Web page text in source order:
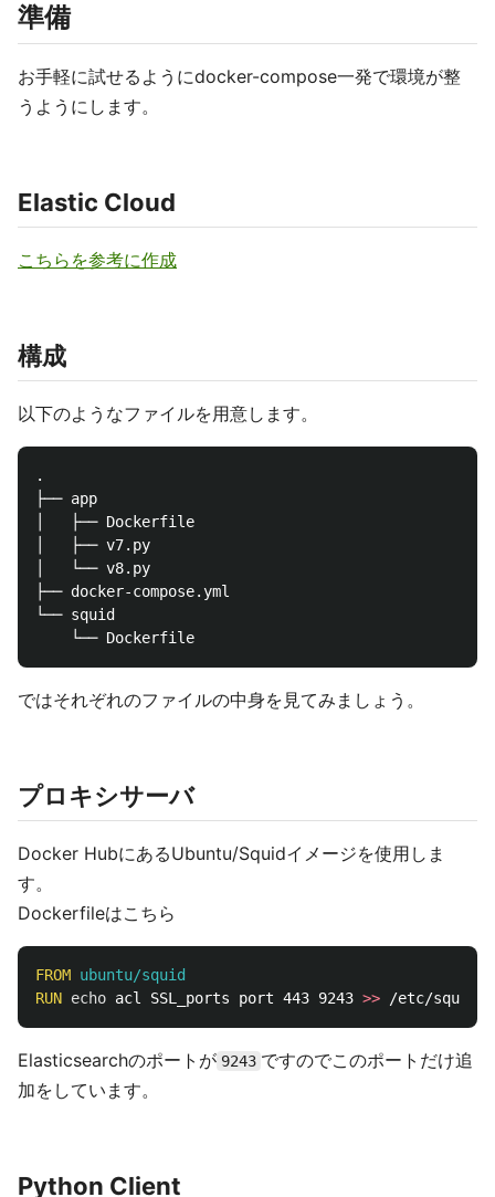
準備
お手軽に試せるようにdocker-compose一発で環境が整
うようにします。
Elastic Cloud
こちらを参考に作成
構成
以下のようなファイルを用意します。
.
├── app
│   ├── Dockerfile
│   ├── v7.py
│   └── v8.py
├── docker-compose.yml
└── squid
ではそれぞれのファイルの中身を見てみましょう。
プロキシサーバ
Docker HubにあるUbuntu/Squidイメージを使用しま
す。
Dockerfileはこちら
FROM ubuntu/squid
RUN echo acl SSL_ports port 443 9243 >>
Elasticsearchのポートが 9243 ですのでこのポートだけ追
加をしています。
Python Client